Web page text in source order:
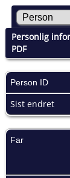
Personlig
PDF
Person ID
Sist endret
Far